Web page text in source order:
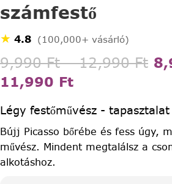
számfestő
★ 4.8 (100,000+ vásárló)
9,990Ft – 12,990Ft
11,990 Ft
Légy festőművész -
Bújj Picasso bőrébe és fess úgy,
művész. Mindent megtalálsz a
alkotáshoz.